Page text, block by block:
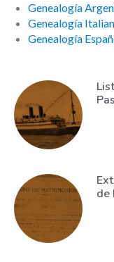
Genealogía
Genealogía
Genealogía
de